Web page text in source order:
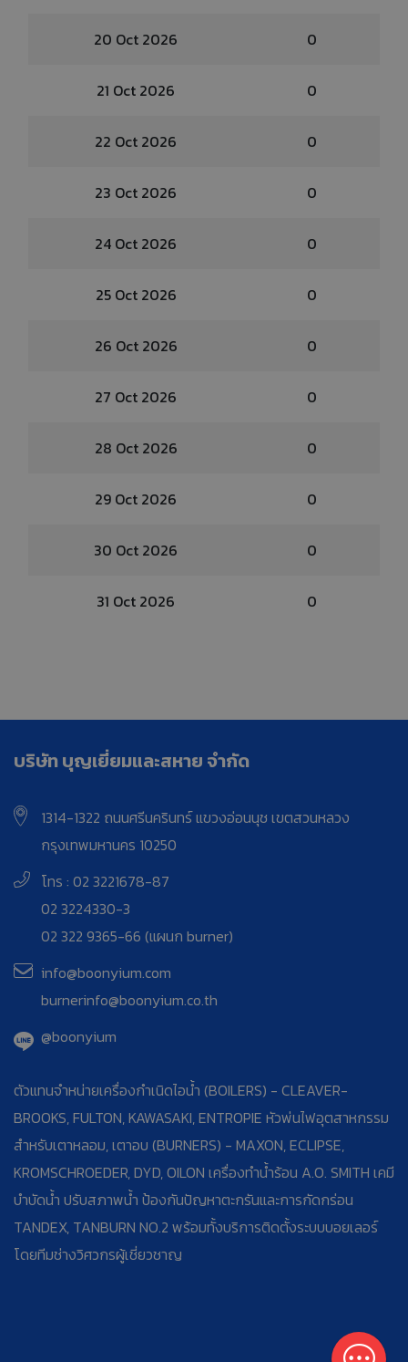
20 Oct 2026 0
21 Oct 2026 0
22 Oct 2026 0
23 Oct 2026 0
24 Oct 2026 0
25 Oct 2026 0
26 Oct 2026 0
27 Oct 2026 0
28 Oct 2026 0
29 Oct 2026 0
30 Oct 2026 0
31 Oct 2026 0
บริษัท บุญเยี่ยมและสหาย จำกัด
1314-1322 ถนนศรีนครินทร์ แขวงอ่อนนุช เขตสวนหลวง
กรุงเทพมหานคร 10250
โทร : 02 3221678-87
02 3224330-3
02 322 9365-66 (แผนก burner)
info@boonyium.com
burnerinfo@boonyium.co.th
@boonyium
ตัวแทนจำหน่ายเครื่องกำเนิดไอน้ำ (BOILERS) - CLEAVER-
BROOKS, FULTON, KAWASAKI, ENTROPIE หัวพ่นไฟอุตสาหกรรม
สำหรับเตาหลอม, เตาอบ (BURNERS) - MAXON, ECLIPSE,
KROMSCHROEDER, DYD, OILON เครื่องทำน้ำร้อน A.O. SMITH เคมี
บำบัดน้ำ ปรับสภาพน้ำ ป้องกันปัญหาตะกรันและการกัดกร่อน
TANDEX, TANBURN NO.2 พร้อมทั้งบริการติดตั้งระบบบอยเลอร์
โดยทีมช่างวิศวกรผู้เชี่ยวชาญ